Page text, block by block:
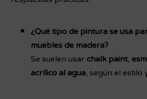
¿Qué tipo de pintura se usa
muebles de madera?
Se suelen usar chalk paint,
acrílico al agua, según el estilo